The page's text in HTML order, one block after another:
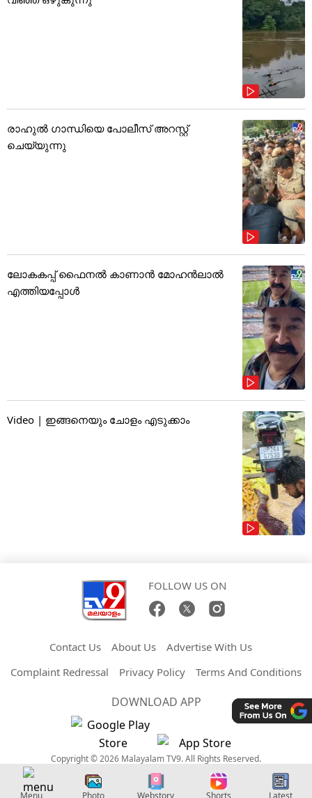
രാഹുൽ ഗാന്ധിയെ പോലീസ് അറസ്റ്റ്
ചെയ്യുന്നു
ലോകകപ്പ് ഫൈനൽ കാണാൻ മോഹൻലാൽ
എത്തിയപ്പോൾ
Video | ഇങ്ങനെയും ചോളം എടുക്കാം
FOLLOW US ON
Contact Us About Us
Advertise With Us
Complaint Redressal
Privacy Policy Terms And Conditions
DOWNLOAD APP
Copyright © 2026 Malayalam TV9. All Rights Reserved.
Menu Photo Webstory Shorts Latest